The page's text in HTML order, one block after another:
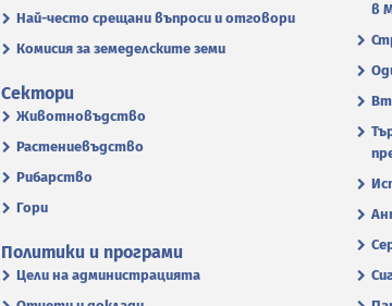
Най-често срещани въпроси и отговори
Комисия за земеделските земи
в
Сектори
Животновъдство
Растениевъдство
Рибарство
Гори
Политики и програми
Цели на администрацията